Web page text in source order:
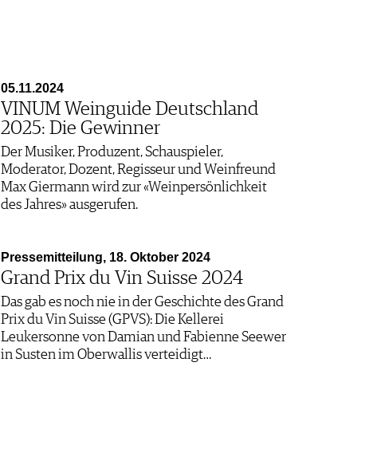
05.11.2024
VINUM Weinguide Deutschland
2025: Die Gewinner
Der Musiker, Produzent, Schauspieler,
Moderator, Dozent, Regisseur und Weinfreund
Max Giermann wird zur «Weinpersönlichkeit
des Jahres» ausgerufen.
Pressemitteilung, 18. Oktober 2024
Grand Prix du Vin Suisse 2024
Das gab es noch nie in der Geschichte des Grand
Prix du Vin Suisse (GPVS): Die Kellerei
Leukersonne von Damian und Fabienne Seewer
in Susten im Oberwallis verteidigt…